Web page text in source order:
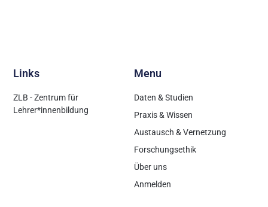
Menu
Daten & Studien
Praxis & Wissen
Austausch & Vernetzung
Forschungsethik
Über uns
Anmelden
Links
ZLB - Zentrum für
Lehrer*innenbildung